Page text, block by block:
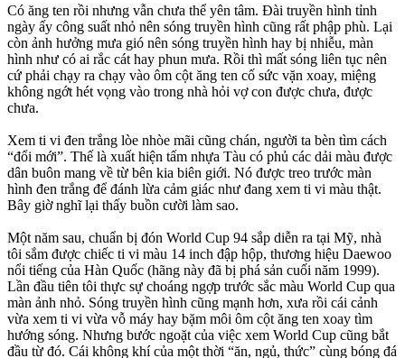
Có ăng ten rồi nhưng vẫn chưa thể yên tâm. Đài truyền hình tỉnh
ngày ấy công suất nhỏ nên sóng truyền hình cũng rất phập phù. Lại
còn ảnh hưởng mưa gió nên sóng truyền hình hay bị nhiễu, màn
hình như có ai rắc cát hay phun mưa. Rồi thì mất sóng liên tục nên
cứ phải chạy ra chạy vào ôm cột ăng ten cố sức vặn xoay, miệng
không ngớt hét vọng vào trong nhà hỏi vợ con được chưa, được
chưa.
Xem ti vi đen trắng lòe nhòe mãi cũng chán, người ta bèn tìm cách
“đổi mới”. Thế là xuất hiện tấm nhựa Tàu có phủ các dải màu được
dân buôn mang về từ bên kia biên giới. Nó được treo trước màn
hình đen trắng để đánh lừa cảm giác như đang xem ti vi màu thật.
Bây giờ nghĩ lại thấy buồn cười làm sao.
Một năm sau, chuẩn bị đón World Cup 94 sắp diễn ra tại Mỹ, nhà
tôi sắm được chiếc ti vi màu 14 inch đập hộp, thương hiệu Daewoo
nổi tiếng của Hàn Quốc (hãng này đã bị phá sản cuối năm 1999).
Lần đầu tiên tôi thực sự choáng ngợp trước sắc màu World Cup qua
màn ảnh nhỏ. Sóng truyền hình cũng mạnh hơn, xưa rồi cái cảnh
vừa xem ti vi vừa vỗ máy hay bặm môi ôm cột ăng ten xoay tìm
hướng sóng. Nhưng bước ngoặt của việc xem World Cup cũng bắt
đầu từ đó. Cái không khí của một thời “ăn, ngủ, thức” cùng bóng đá